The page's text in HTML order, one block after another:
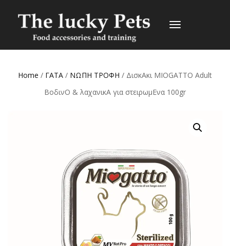
TOGGLE
Home / ΓΑΤΑ / ΝΩΠΗ ΤΡΟΦΗ / ΔισκAκι MIOGATTO Adult
ΒοδινO & λαχανικA για στειρωμEνα 100gr